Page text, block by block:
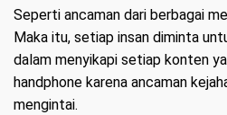
Seperti ancaman dari berbagai
Maka itu, setiap insan diminta
dalam menyikapi setiap konten
handphone karena ancaman
mengintai.